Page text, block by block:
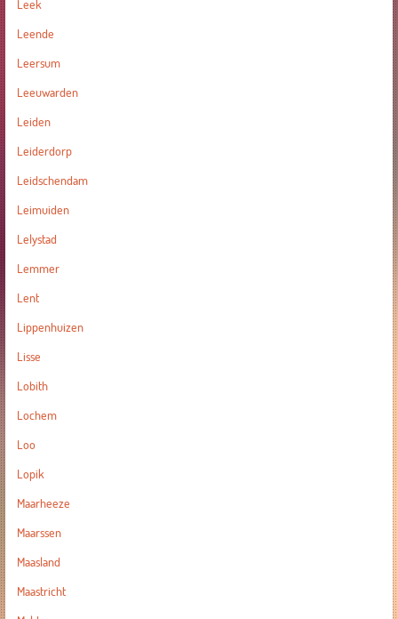
Leek
Leende
Leersum
Leeuwarden
Leiden
Leiderdorp
Leidschendam
Leimuiden
Lelystad
Lemmer
Lent
Lippenhuizen
Lisse
Lobith
Lochem
Loo
Lopik
Maarheeze
Maarssen
Maasland
Maastricht